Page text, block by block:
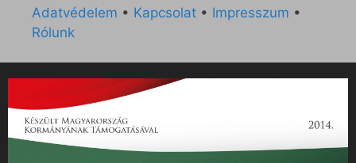
Adatvédelem • Kapcsolat • Impresszum •
Rólunk